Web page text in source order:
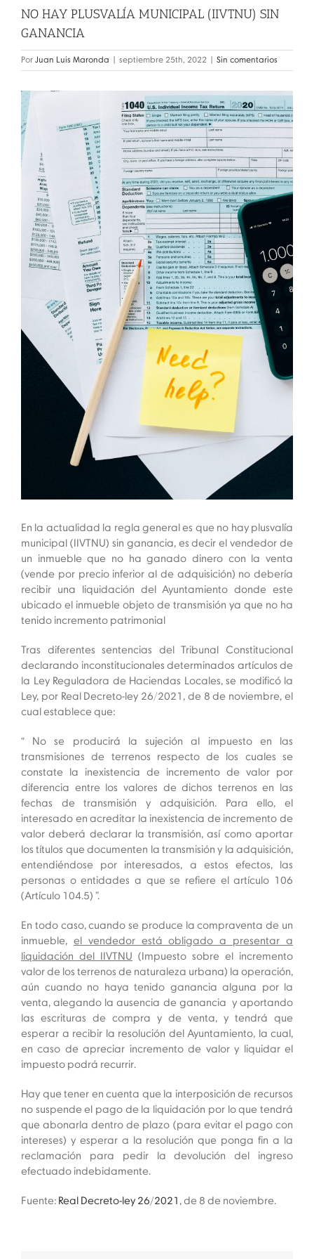
NO HAY PLUSVALÍA MUNICIPAL (IIVTNU) SIN
GANANCIA
Por Juan Luis Maronda septiembre 25th, 2022 Sin comentarios
En la actualidad la regla general es que no hay plusvalía
municipal (IIVTNU) sin ganancia, es decir el vendedor de
un inmueble que no ha ganado dinero con la venta
(vende por precio inferior al de adquisición) no debería
recibir una liquidación del Ayuntamiento donde este
ubicado el inmueble objeto de transmisión ya que no ha
tenido incremento patrimonial
Tras diferentes sentencias del Tribunal Constitucional
declarando inconstitucionales determinados artículos de
la Ley Reguladora de Haciendas Locales, se modificó la
Ley, por Real Decreto-ley 26/2021, de 8 de noviembre, el
cual establece que:
“ No se producirá la sujeción al impuesto en las
transmisiones de terrenos respecto de los cuales se
constate la inexistencia de incremento de valor por
diferencia entre los valores de dichos terrenos en las
fechas de transmisión y adquisición. Para ello, el
interesado en acreditar la inexistencia de incremento de
valor deberá declarar la transmisión, así como aportar
los títulos que documenten la transmisión y la adquisición,
entendiéndose por interesados, a estos efectos, las
personas o entidades a que se refiere el artículo 106
(Artículo 104.5) ”.
En todo caso, cuando se produce la compraventa de un
inmueble, el vendedor está obligado a presentar a
liquidación del IIVTNU (Impuesto sobre el incremento
valor de los terrenos de naturaleza urbana) la operación,
aún cuando no haya tenido ganancia alguna por la
venta, alegando la ausencia de ganancia y aportando
las escrituras de compra y de venta, y tendrá que
esperar a recibir la resolución del Ayuntamiento, la cual,
en caso de apreciar incremento de valor y liquidar el
impuesto podrá recurrir.
Hay que tener en cuenta que la interposición de recursos
no suspende el pago de la liquidación por lo que tendrá
que abonarla dentro de plazo (para evitar el pago con
intereses) y esperar a la resolución que ponga fin a la
reclamación para pedir la devolución del ingreso
efectuado indebidamente.
Fuente: Real Decreto-ley 26/2021 , de 8 de noviembre.